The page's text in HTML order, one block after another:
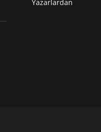
Yazarlardan